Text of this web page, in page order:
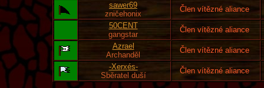
sawer69
zničehonix
Člen vítězné aliance
50CENT
gangstar
Člen vítězné aliance
Azrael
Archanděl
Člen vítězné aliance
-Xerxés-
Sběratel duší
Člen vítězné aliance